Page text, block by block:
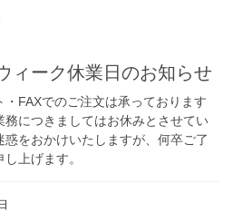
ィーク休業日のお知らせ
FAXでのご注文は承っております
につきましてはお休みとさせてい
をおかけいたしますが、何卒ご了
上げます。